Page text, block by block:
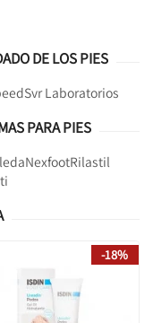
DE LOS PIES
Svr Laboratorios
PARA PIES
NexfootRilastil
-18%